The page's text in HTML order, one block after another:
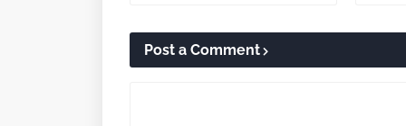
Post a Comment